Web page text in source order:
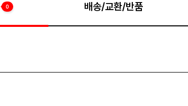
0 배송/교환/반품